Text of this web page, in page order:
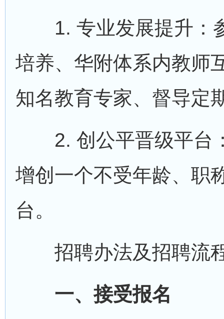
1. 专业发展提升：参
培养、华附体系内教师
知名教育专家、督导定
2. 创公平晋级平台
增创一个不受年龄、职
台。
招聘办法及招聘流
一、接受报名